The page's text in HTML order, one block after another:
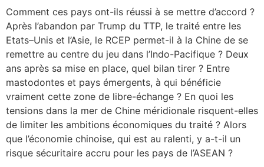
Comment ces pays ont-ils réussi à se mettre d’accord ?
Après l’abandon par Trump du TTP, le traité entre les
Etats–Unis et l’Asie, le RCEP permet-il à la Chine de se
remettre au centre du jeu dans l’Indo-Pacifique ? Deux
ans après sa mise en place, quel bilan tirer ? Entre
mastodontes et pays émergents, à qui bénéficie
vraiment cette zone de libre-échange ? En quoi les
tensions dans la mer de Chine méridionale risquent-elles
de limiter les ambitions économiques du traité ? Alors
que l’économie chinoise, qui est au ralenti, y a-t-il un
risque sécuritaire accru pour les pays de l’ASEAN ?